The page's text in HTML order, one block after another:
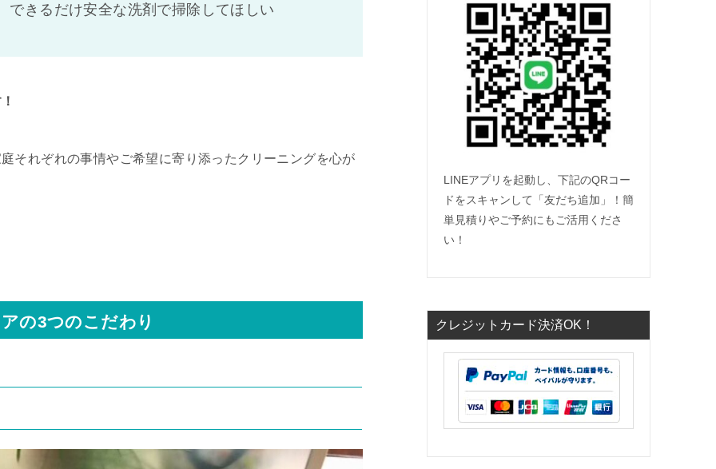
できるだけ安全な洗剤で掃除してほしい
それぞれの事情やご希望に寄り添ったクリーニングを心が
の3つのこだわり
LINEアプリを起動し、下記のQRコー
ドをスキャンして「友だち追加」！簡
単見積りやご予約にもご活用くださ
い！
クレジットカード決済OK！